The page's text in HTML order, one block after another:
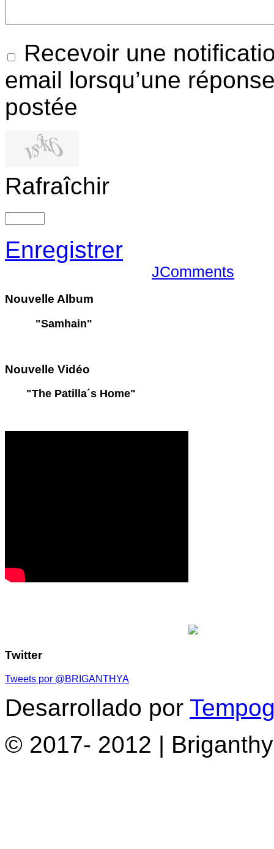
Recevoir une
email lorsqu’une
postée
Rafraîchir
Enregistrer
JComments
Nouvelle Album
"Samhain"
Nouvelle Vidéo
"The Patilla´s Home"
Twitter
Tweets por @BRIGANTHYA
Desarrollado por
© 2017- 2012 |